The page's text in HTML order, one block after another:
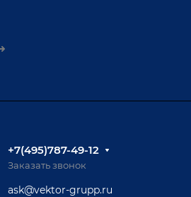
+7(495)787-49-12
Заказать звонок
ask@vektor-grupp.ru